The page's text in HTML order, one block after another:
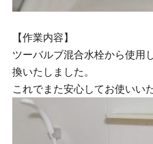
【作業内容】
ツーバルブ混合水栓から使用
換いたしました。
これでまた安心してお使いい